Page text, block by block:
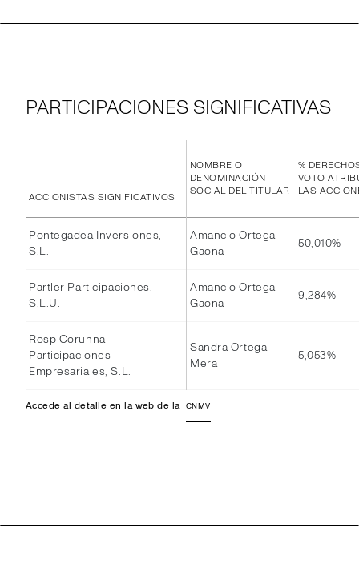
PARTICIPACIONES SIGNIFICATIVAS
ACCIONISTAS SIGNIFICATIVOS
NOMBRE O
DENOMINACIÓN
SOCIAL DEL TITULAR
%
VOTO
LAS
Pontegadea Inversiones,
S.L.
Amancio Ortega
Gaona
50,010%
Partler Participaciones,
S.L.U.
Amancio Ortega
Gaona
9,284%
Rosp Corunna
Participaciones
Empresariales, S.L.
Sandra Ortega
Mera
5,053%
Accede al detalle en la web de la CNMV